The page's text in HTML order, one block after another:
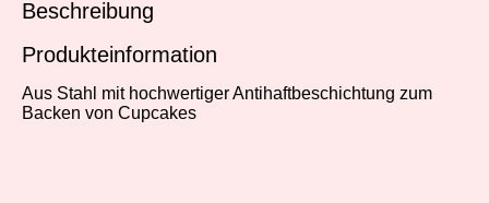
Beschreibung
Produkteinformation
Aus Stahl mit hochwertiger Antihaftbeschichtung zum
Backen von Cupcakes